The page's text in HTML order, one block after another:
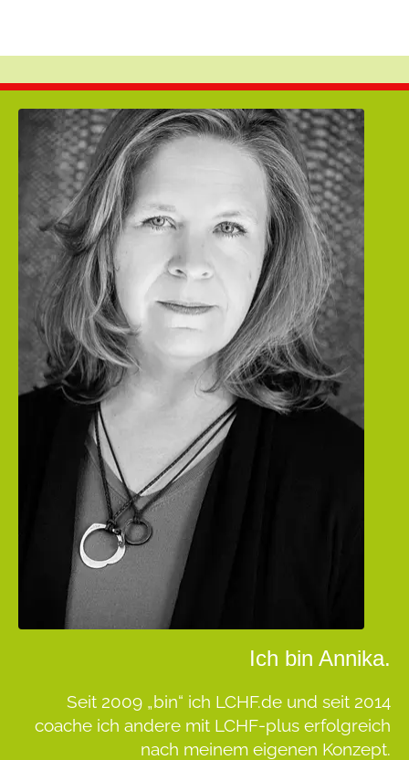
Ich bin Annika.
Seit 2009 „bin“ ich LCHF.de und seit 2014
coache ich andere mit LCHF-plus erfolgreich
nach meinem eigenen Konzept.